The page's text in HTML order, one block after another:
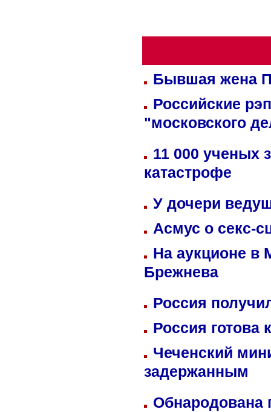
Бывшая жена
Российские
"московского
11 000 ученых
катастрофе
У дочери
Асмус о секс-
На аукционе в
Брежнева
Россия
Россия готова
Чеченский
задержанным
Обнародована